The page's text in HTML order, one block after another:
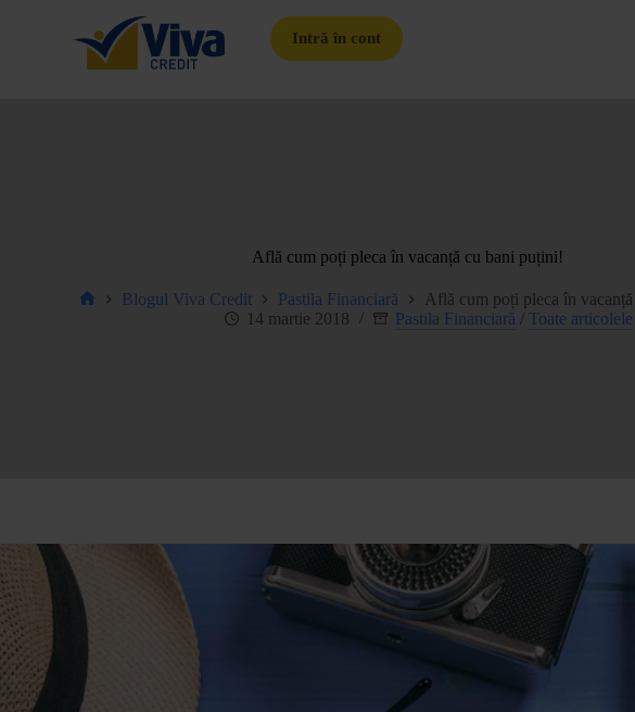
Intră în cont
Află cum poți pleca în vacanță cu bani puțini!
Blogul Viva Credit Pastila Financiară
Află cum poți pleca în
14 martie 2018
Pastila Financiară / Toate articolele